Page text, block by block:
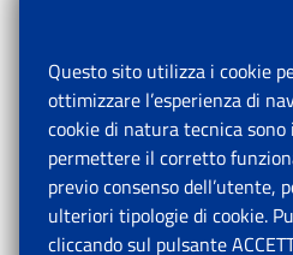
fronte della
univoco mandato
pagamento emesso
INPS, stampato
prestatore, decorsi
in cui la prestazione
informatica è
Questo sito utilizza i cookie
ottimizzare l’esperienza di
cookie di natura tecnica
permettere il corretto
previo consenso dell’utente,
ulteriori tipologie di cookie.
cliccando sul pulsante